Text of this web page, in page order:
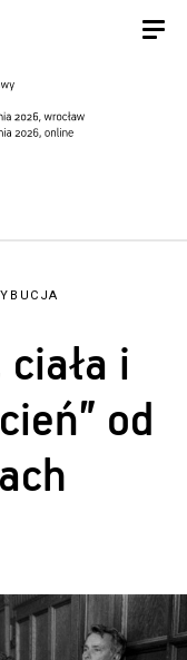
ciała i
od